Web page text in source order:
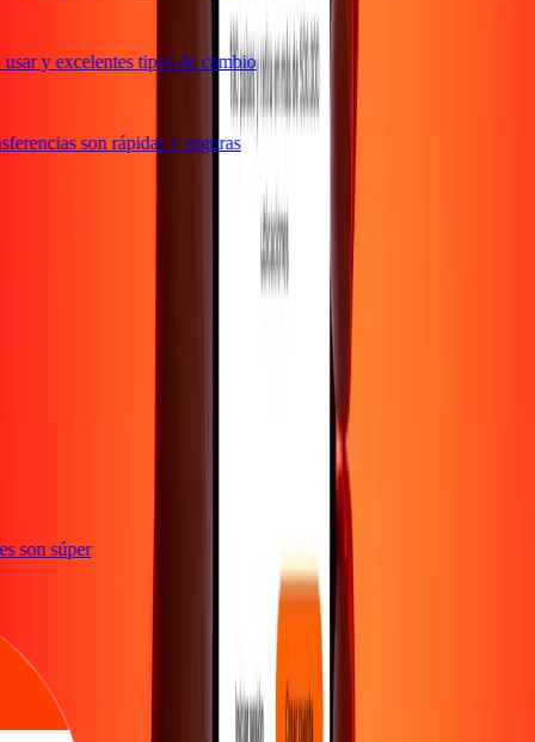
y excelentes tipos de cambio
son rápidas y seguras
son súper